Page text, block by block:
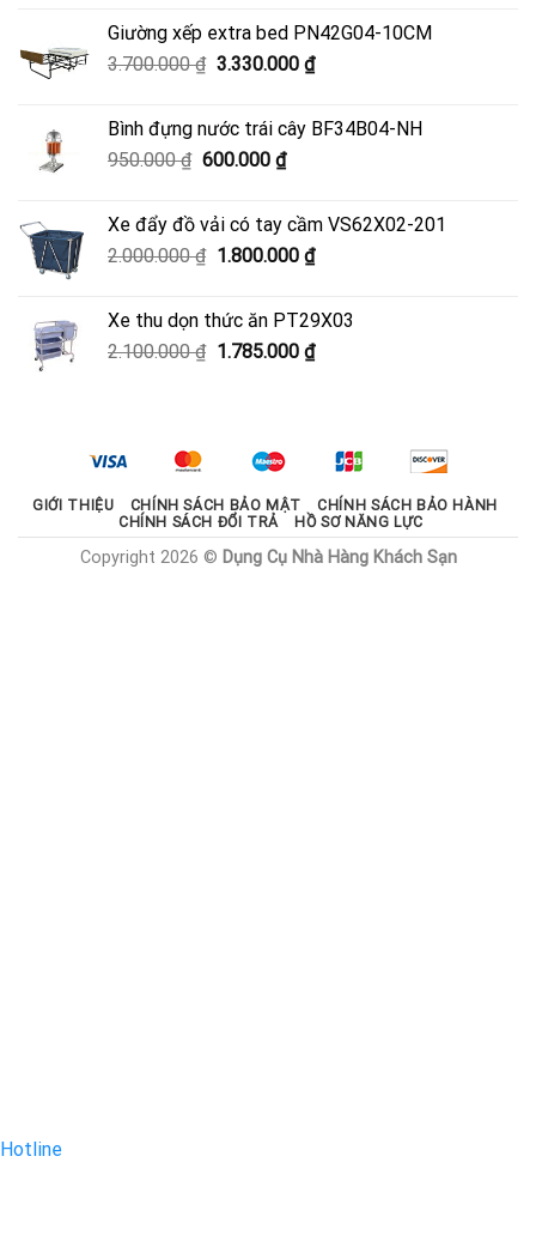
4.500.000 ₫.là:
4.050.000 ₫.
Giường xếp extra bed PN42G04-10CM
3.700.000₫ Giá
3.700.000 ₫.
3.330.000 ₫Giá
là:
Bình đựng nước trái cây BF34B04-NH
950.000₫ Giá
950.000 ₫.
600.000 ₫Giá
là:
600.000 ₫.
Xe đẩy đồ vải có tay cầm VS62X02-201
2.000.000₫ Giá
2.000.000 ₫.
1.800.000 ₫Giá
là:
1.800.000 ₫.
Xe thu dọn thức ăn PT29X03
2.100.000₫ Giá
1.785.000 ₫Giá
1.785.000 ₫.
GIỚI THIỆU CHÍNH SÁCH BẢO MẬT
CHÍNH SÁCH BẢO HÀNH
CHÍNH SÁCH ĐỔI TRẢ
HỒ SƠ NĂNG LỰC
Copyright 2026 © Dụng Cụ Nhà Hàng Khách Sạn
Hotline